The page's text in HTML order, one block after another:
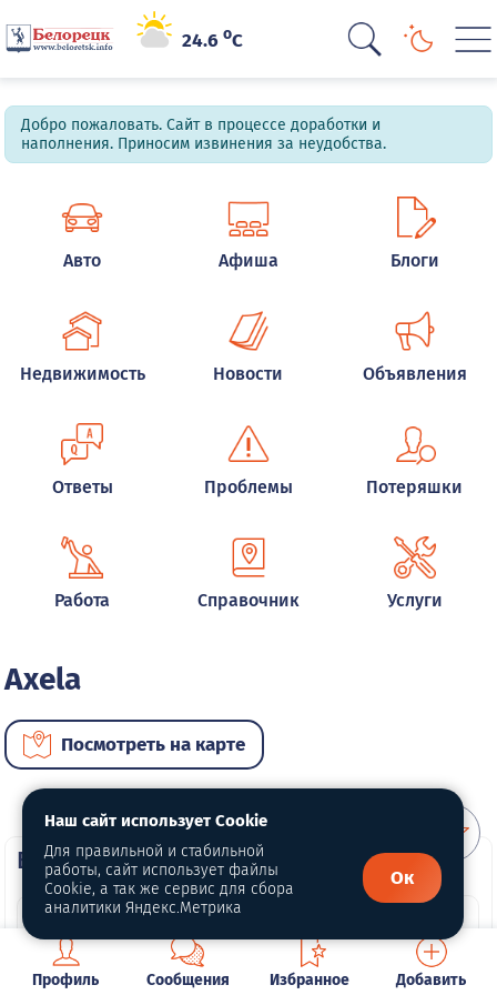
24.6oC
Добро пожаловать. Сайт в процессе доработки и
наполнения. Приносим извинения за неудобства.
Авто Афиша Блоги
Недвижимость Новости Объявления
Ответы Проблемы Потеряшки
Работа Справочник Услуги
Axela
Посмотреть на карте
ВИП автомобили
Профиль Сообщения Избранное Добавить
Наш сайт использует Cookie
Для правильной и стабильной
работы, сайт использует файлы
Cookie, а так же сервис для сбора
аналитики Яндекс.Метрика
Ок